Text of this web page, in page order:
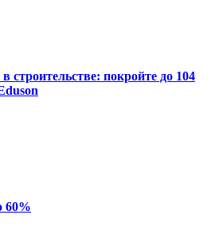
покройте до 104
60%